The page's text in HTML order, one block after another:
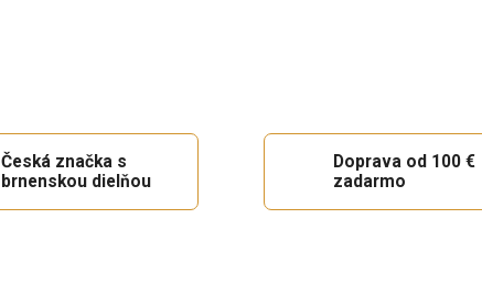
Česká značka s
brnenskou dielňou
Doprava od 100 €
zadarmo